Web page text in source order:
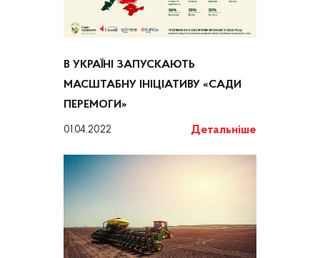
В УКРАЇНІ ЗАПУСКАЮТЬ
МАСШТАБНУ ІНІЦІАТИВУ «САДИ
ПЕРЕМОГИ»
01.04.2022 Детальніше